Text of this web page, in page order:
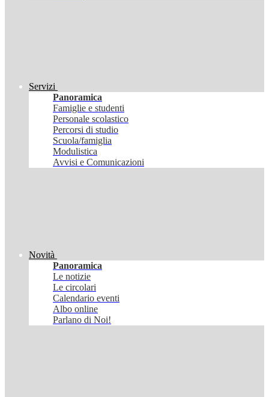
Servizi
Panoramica
Famiglie e studenti
Personale scolastico
Percorsi di studio
Scuola/famiglia
Modulistica
Avvisi e Comunicazioni
Novità
Panoramica
Le notizie
Le circolari
Calendario eventi
Albo online
Parlano di Noi!